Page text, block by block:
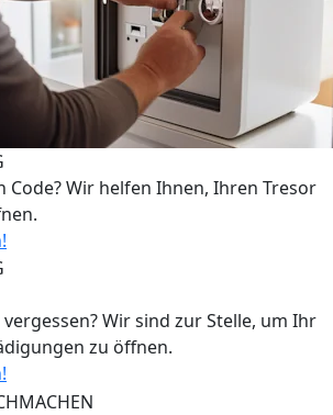
Code? Wir helfen Ihnen, Ihren Tresor
Wir sind zur Stelle, um Ihr
zu öffnen.